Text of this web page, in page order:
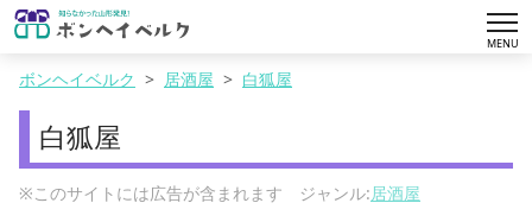
MENU
ボンヘイベルク 居酒屋 白狐屋
白狐屋
※このサイトには広告が含まれます ジャンル:居酒屋